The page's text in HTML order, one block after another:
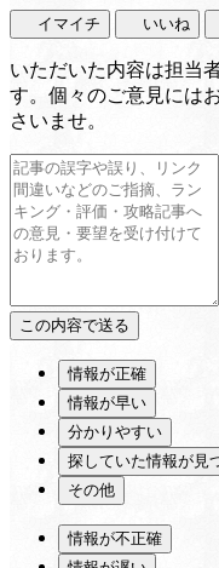
イマイチ いいね
いただいた内容は担当
す。個々のご意見には
さいませ。
情報が正確
情報が早い
分かりやすい
探していた情報が見
その他
情報が不正確